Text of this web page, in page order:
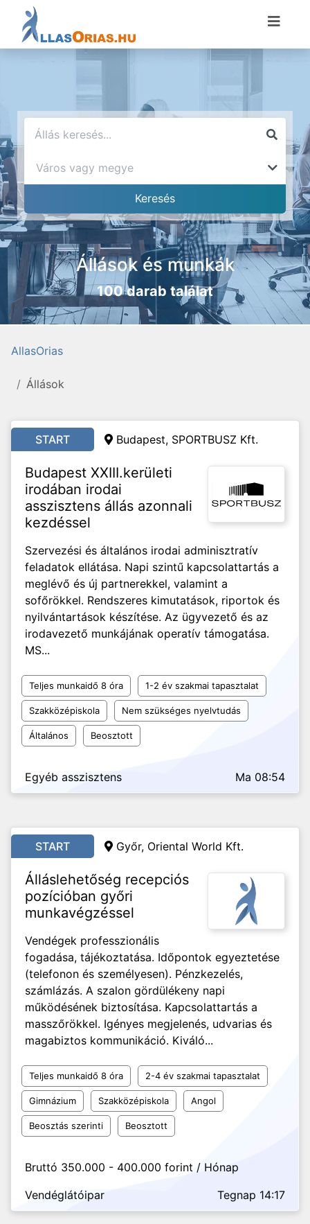
Állások és munkák
100 darab találat
AllasOrias
Állások
START Budapest, SPORTBUSZ Kft.
Budapest XXIII.kerületi
irodában irodai
asszisztens állás azonnali
kezdéssel
Szervezési és általános irodai adminisztratív
feladatok ellátása. Napi szintű kapcsolattartás a
meglévő és új partnerekkel, valamint a
sofőrökkel. Rendszeres kimutatások, riportok és
nyilvántartások készítése. Az ügyvezető és az
irodavezető munkájának operatív támogatása.
MS...
Teljes munkaidő 8 óra 1-2 év szakmai tapasztalat
Szakközépiskola Nem szükséges nyelvtudás
Általános Beosztott
Egyéb asszisztens Ma 08:54
START Győr, Oriental World Kft.
Álláslehetőség recepciós
pozícióban győri
munkavégzéssel
Vendégek professzionális
fogadása, tájékoztatása. Időpontok egyeztetése
(telefonon és személyesen). Pénzkezelés,
számlázás. A szalon gördülékeny napi
működésének biztosítása. Kapcsolattartás a
masszőrökkel. Igényes megjelenés, udvarias és
magabiztos kommunikáció. Kiváló...
Teljes munkaidő 8 óra 2-4 év szakmai tapasztalat
Gimnázium Szakközépiskola Angol
Beosztás szerinti Beosztott
Bruttó 350.000 - 400.000 forint / Hónap
Vendéglátóipar
Tegnap 14:17